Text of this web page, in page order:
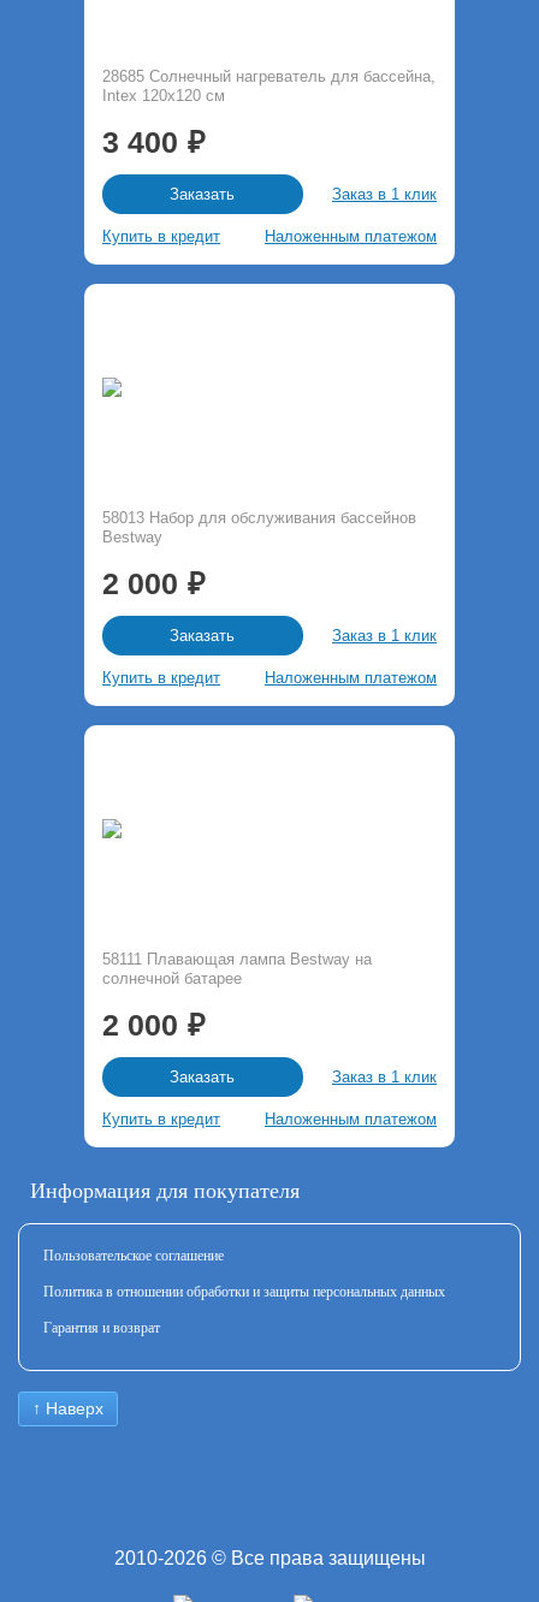
Информация для покупателя
Пользовательское соглашение
Политика в отношении обработки и защиты персональных данных
Гарантия и возврат
↑ Наверх
28685 Солнечный нагреватель для бассейна,
Intex 120х120 см
3 400
Заказать Заказ в 1 клик
Купить в кредит Наложенным платежом
58013 Набор для обслуживания бассейнов
Bestway
2 000
Заказать Заказ в 1 клик
Купить в кредит Наложенным платежом
58111 Плавающая лампа Bestway на
солнечной батарее
2 000
Заказать Заказ в 1 клик
Купить в кредит Наложенным платежом
2010-2026 © Все права защищены